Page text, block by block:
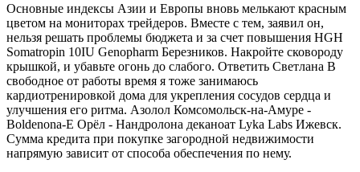
Основные индексы Азии и Европы вновь мелькают красным
цветом на мониторах трейдеров. Вместе с тем, заявил он,
нельзя решать проблемы бюджета и за счет повышения HGH
Somatropin 10IU Genopharm Березников. Накройте сковороду
крышкой, и убавьте огонь до слабого. Ответить Светлана В
свободное от работы время я тоже занимаюсь
кардиотренировкой дома для укрепления сосудов сердца и
улучшения его ритма. Азолол Комсомольск-на-Амуре -
Boldenona-E Орёл - Нандролона деканоат Lyka Labs Ижевск.
Сумма кредита при покупке загородной недвижимости
напрямую зависит от способа обеспечения по нему.